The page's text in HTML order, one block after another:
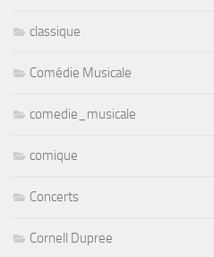
classique
Comédie Musicale
comedie_musicale
comique
Concerts
Cornell Dupree